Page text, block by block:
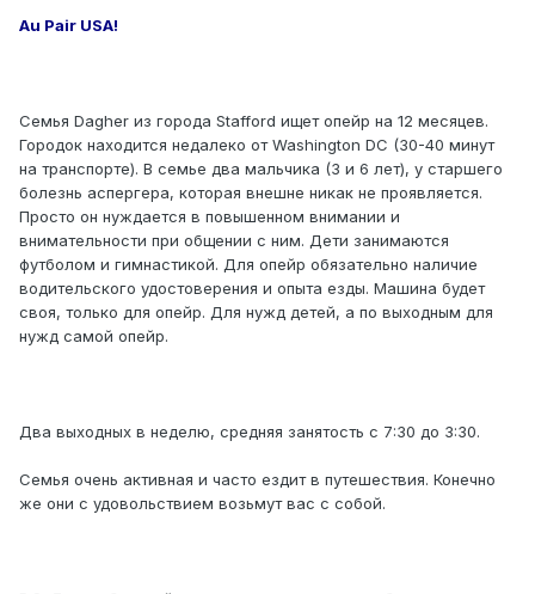
Au Pair USA!
Семья Dagher из города Stafford ищет опейр на 12 месяцев.
Городок находится недалеко от Washington DC (30-40 минут
на транспорте). В семье два мальчика (3 и 6 лет), у старшего
болезнь аспергера, которая внешне никак не проявляется.
Просто он нуждается в повышенном внимании и
внимательности при общении с ним. Дети занимаются
футболом и гимнастикой. Для опейр обязательно наличие
водительского удостоверения и опыта езды. Машина будет
своя, только для опейр. Для нужд детей, а по выходным для
нужд самой опейр.
Два выходных в неделю, средняя занятость с 7:30 до 3:30.
Семья очень активная и часто ездит в путешествия. Конечно
же они с удовольствием возьмут вас с собой.